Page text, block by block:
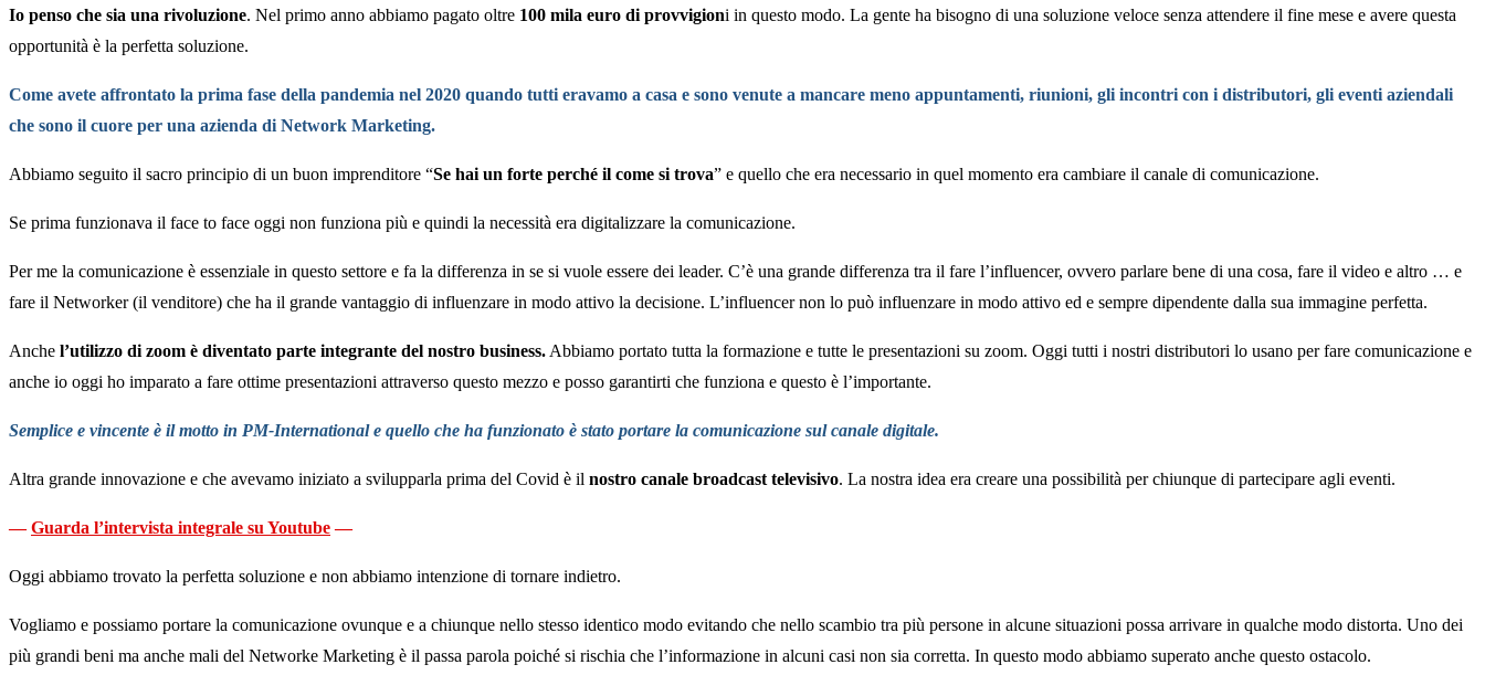
Io penso che sia una rivoluzione. Nel primo anno abbiamo pagato oltre 100 mila euro di provvigioni in questo modo. La gente ha bisogno di una soluzione veloce senza attendere il fine mese e avere questa
opportunità è la perfetta soluzione.
Come avete affrontato la prima fase della pandemia nel 2020 quando tutti eravamo a casa e sono venute a mancare meno appuntamenti, riunioni, gli incontri con i distributori, gli eventi aziendali
che sono il cuore per una azienda di Network Marketing.
Abbiamo seguito il sacro principio di un buon imprenditore “Se hai un forte perché il come si trova” e quello che era necessario in quel momento era cambiare il canale di comunicazione.
Se prima funzionava il face to face oggi non funziona più e quindi la necessità era digitalizzare la comunicazione.
Per me la comunicazione è essenziale in questo settore e fa la differenza in se si vuole essere dei leader. C’è una grande differenza tra il fare l’influencer, ovvero parlare bene di una cosa, fare il video e altro … e
fare il Networker (il venditore) che ha il grande vantaggio di influenzare in modo attivo la decisione. L’influencer non lo può influenzare in modo attivo ed e sempre dipendente dalla sua immagine perfetta.
Anche l’utilizzo di zoom è diventato parte integrante del nostro business. Abbiamo portato tutta la formazione e tutte le presentazioni su zoom. Oggi tutti i nostri distributori lo usano per fare comunicazione e
anche io oggi ho imparato a fare ottime presentazioni attraverso questo mezzo e posso garantirti che funziona e questo è l’importante.
Semplice e vincente è il motto in PM-International e quello che ha funzionato è stato portare la comunicazione sul canale digitale.
Altra grande innovazione e che avevamo iniziato a svilupparla prima del Covid è il nostro canale broadcast televisivo. La nostra idea era creare una possibilità per chiunque di partecipare agli eventi.
—Guarda l’intervista integrale su Youtube—
Oggi abbiamo trovato la perfetta soluzione e non abbiamo intenzione di tornare indietro.
Vogliamo e possiamo portare la comunicazione ovunque e a chiunque nello stesso identico modo evitando che nello scambio tra più persone in alcune situazioni possa arrivare in qualche modo distorta. Uno dei
più grandi beni ma anche mali del Networke Marketing è il passa parola poiché si rischia che l’informazione in alcuni casi non sia corretta. In questo modo abbiamo superato anche questo ostacolo.